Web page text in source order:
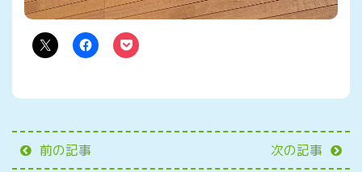
前の記事 次の記事